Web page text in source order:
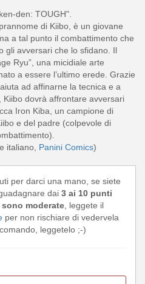
den: TOUGH".
di Kiibo, è un giovane
a tal punto il combattimento che
gli avversari che lo sfidano. Il
Ryu”, una micidiale arte
a essere l’ultimo erede. Grazie
ad affinarne la tecnica e a
dovrà affrontare avversari
Iron Kiba, un campione di
e del padre (colpevole di
italiano, Panini Comics)
per darci una mano, se siete
dai 3 ai 10 punti
moderate , leggete il
per non rischiare di vedervela
leggetelo ;-)